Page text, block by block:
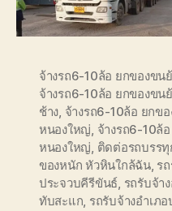
จ้างรถ6-10ล้อ ยกของขน
จ้างรถ6-10ล้อ ยกของขน
ช้าง, จ้างรถ6-10ล้อ ยกข
หนองใหญ่, จ้างรถ6-10ล้
หนองใหญ่, ติดต่อรถบรร
ของหนัก หัวหินใกล้ฉัน, ร
ประจวบคีรีขันธ์, รถรับจ้า
ทับสะแก, รถรับจ้างอำเภ